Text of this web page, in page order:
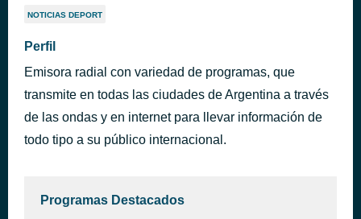
NOTICIAS DEPORT
Perfil
Emisora radial con variedad de programas, que
transmite en todas las ciudades de Argentina a través
de las ondas y en internet para llevar información de
todo tipo a su público internacional.
Programas Destacados